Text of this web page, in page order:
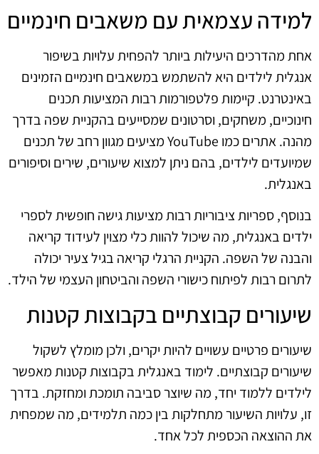
למידה עצמאית עם משאבים חינמיים
אחת מהדרכים היעילות ביותר להפחית עלויות בשיפור
אנגלית לילדים היא להשתמש במשאבים חינמיים הזמינים
באינטרנט. קיימות פלטפורמות רבות המציעות תכנים
חינוכיים, משחקים, וסרטונים שמסייעים בהקניית שפה בדרך
מהנה. אתרים כמו YouTube מציעים מגוון רחב של תכנים
שמיועדים לילדים, בהם ניתן למצוא שיעורים, שירים וסיפורים
באנגלית.
בנוסף, ספריות ציבוריות רבות מציעות גישה חופשית לספרי
ילדים באנגלית, מה שיכול להוות כלי מצוין לעידוד קריאה
והבנה של השפה. הקניית הרגלי קריאה בגיל צעיר יכולה
לתרום רבות לפיתוח כישורי השפה והביטחון העצמי של הילד.
שיעורים קבוצתיים בקבוצות קטנות
שיעורים פרטיים עשויים להיות יקרים, ולכן מומלץ לשקול
שיעורים קבוצתיים. לימוד באנגלית בקבוצות קטנות מאפשר
לילדים ללמוד יחד, מה שיוצר סביבה תומכת ומחזקת. בדרך
זו, עלויות השיעור מתחלקות בין כמה תלמידים, מה שמפחית
את ההוצאה הכספית לכל אחד.